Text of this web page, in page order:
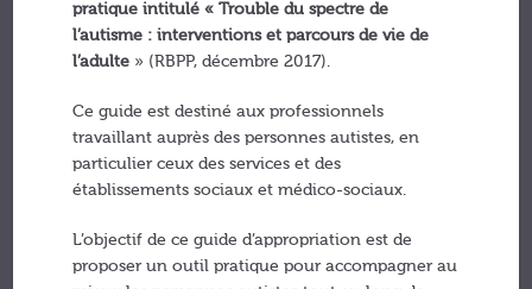
pratique intitulé « Trouble du spectre de
l’autisme : interventions et parcours de vie de
l’adulte » (RBPP, décembre 2017).
Ce guide est destiné aux professionnels
travaillant auprès des personnes autistes, en
particulier ceux des services et des
établissements sociaux et médico-sociaux.
L’objectif de ce guide d’appropriation est de
proposer un outil pratique pour accompagner au